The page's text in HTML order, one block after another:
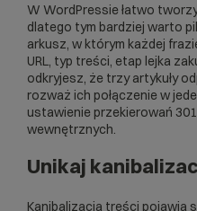
W WordPressie łatwo
dlatego tym bardziej warto
arkusz, w którym każdej
URL, typ treści, etap lejka
odkryjesz, że trzy artykuły
rozważ ich połączenie w
ustawienie przekierowań
wewnętrznych.
Unikaj
Kanibalizacja treści pojawia